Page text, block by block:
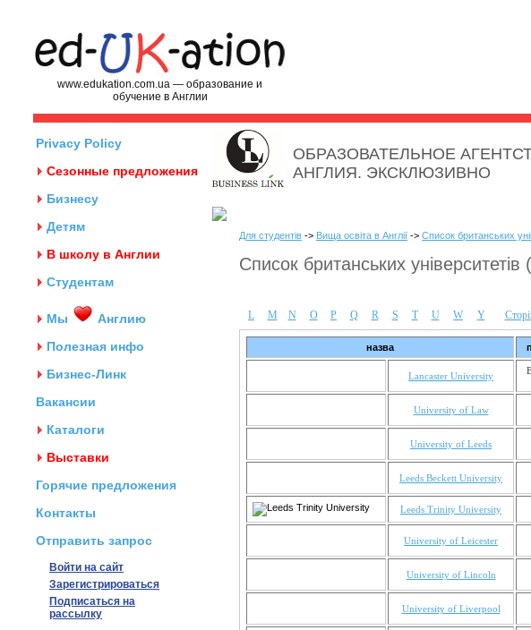
www.edukation.com.ua — образование и
обучение в Англии
Privacy Policy
Сезонные предложения
Бизнесу
Детям
В школу в Англии
Студентам
Мы
Англию
Полезная инфо
Бизнес-Линк
Вакансии
Каталоги
Выставки
Горячие предложения
Контакты
Отправить запрос
Войти на сайт
Зарегистрироваться
Подписаться на
рассылку
ОБРАЗОВАТЕЛЬНОЕ
АНГЛИЯ. ЭКСКЛЮЗИВНО
Для студентів -> Вища освіта в Англії -> Список британських
Список британських університетів
L M N O P Q R S T U W Y
назва
Lancaster University
University of Law
University of Leeds
Leeds Beckett University
Leeds Trinity University
University of Leicester
University of Lincoln
University of Liverpool